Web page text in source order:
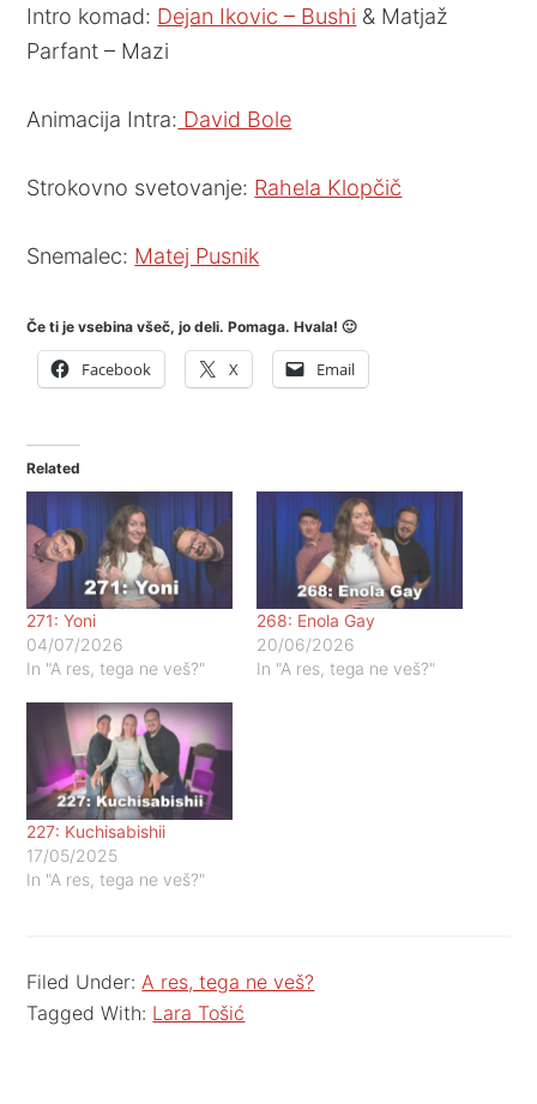
Intro komad: Dejan Ikovic – Bushi & Matjaž
Parfant – Mazi
Animacija Intra: David Bole
Strokovno svetovanje: Rahela Klopčič
Snemalec: Matej Pusnik
Če ti je vsebina všeč, jo deli. Pomaga. Hvala! 🙂
Facebook X Email
Related
271: Yoni
04/07/2026
In "A res, tega ne veš?"
268: Enola Gay
20/06/2026
In "A res, tega ne veš?"
227: Kuchisabishii
17/05/2025
In "A res, tega ne veš?"
Filed Under:A res, tega ne veš?
Tagged With: Lara Tošić